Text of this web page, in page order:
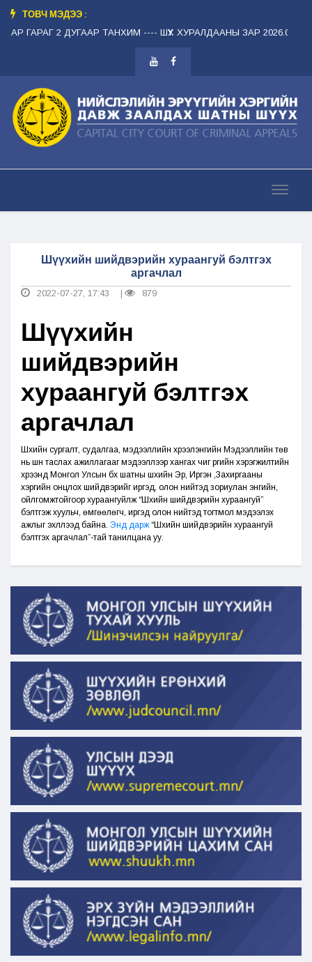
ТОВЧ МЭДЭЭ :
ГАРАГ 2 ДУГААР ТАНХИМ -- -- ШҮҮХ ХУРАЛДААНЫ ЗАР 2026.08.12
Шүүхийн шийдвэрийн хураангуй бэлтгэх
аргачлал
2022-07-27, 17:43 | 879
Шүүхийн
шийдвэрийн
хураангуй бэлтгэх
аргачлал
Шүүхийн сургалт, судалгаа, мэдээллийн хүрээлэнгийн Мэдээллийн төв
нь шүүн таслах ажиллагааг мэдээллээр хангах чиг үүргийн хэрэгжилтийн
хүрээнд Монгол Улсын бүх шатны шүүхийн Эрүү, Иргэн ,Захиргааны
хэргийн онцлох шийдвэрийг иргэд, олон нийтэд зориулан энгийн,
ойлгомжтойгоор хураангуйлж “Шүүхийн шийдвэрийн хураангуй”
бэлтгэж хуульч, өмгөөлөгч, иргэд олон нийтэд тогтмол мэдээлэх
ажлыг эхлүүлээд байна. Энд дарж“Шүүхийн шийдвэрийн хураангуй
бэлтгэх аргачлал”-тай танилцана уу.